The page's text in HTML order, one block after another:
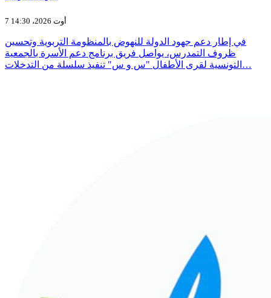
7 أوت 2026، 14:30
في إطار دعم جهود الدولة للنهوض بالمنظومة التربوية وتحسين
ظروف التمدرس، يواصل فريق برنامج دعم الأسرة بالجمعية
التونسية لقرى الأطفال "س و س" تنفيذ سلسلة من التدخلات…